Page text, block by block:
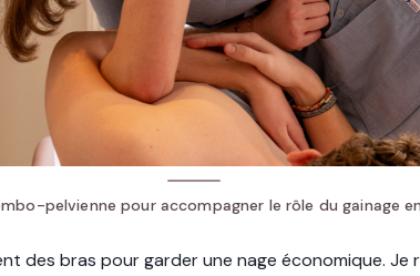
pelvienne pour accompagner le rôle du gainage
des bras pour garder une nage économique.